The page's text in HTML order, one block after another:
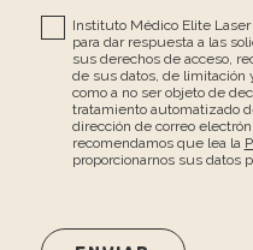
Instituto Médico Elite
para dar respuesta a las
sus derechos de acceso,
de sus datos, de limitación
como a no ser objeto de
tratamiento automatizado
dirección de correo
recomendamos que lea la
proporcionarnos sus datos